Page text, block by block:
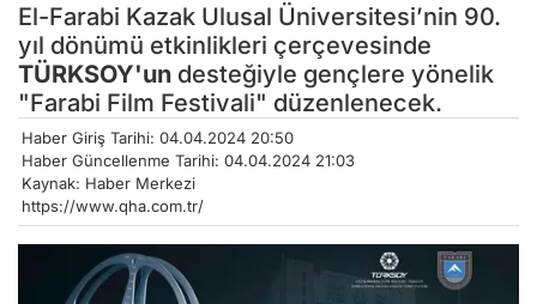
El-Farabi Kazak Ulusal Üniversitesi’nin 90.
yıl dönümü etkinlikleri çerçevesinde
TÜRKSOY'un desteğiyle gençlere yönelik
"Farabi Film Festivali" düzenlenecek.
Haber Giriş Tarihi: 04.04.2024 20:50
Haber Güncellenme Tarihi: 04.04.2024 21:03
Kaynak: Haber Merkezi
https://www.qha.com.tr/